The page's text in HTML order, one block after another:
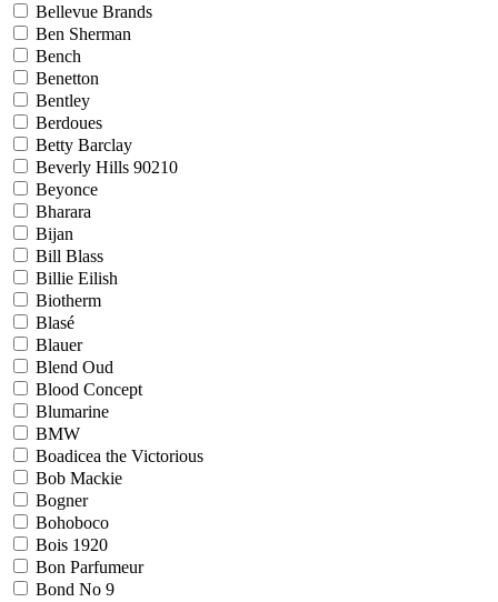
Bellevue Brands
Ben Sherman
Bench
Benetton
Bentley
Berdoues
Betty Barclay
Beverly Hills 90210
Beyonce
Bharara
Bijan
Bill Blass
Billie Eilish
Biotherm
Blasé
Blauer
Blend Oud
Blood Concept
Blumarine
BMW
Boadicea the Victorious
Bob Mackie
Bogner
Bohoboco
Bois 1920
Bon Parfumeur
Bond No 9